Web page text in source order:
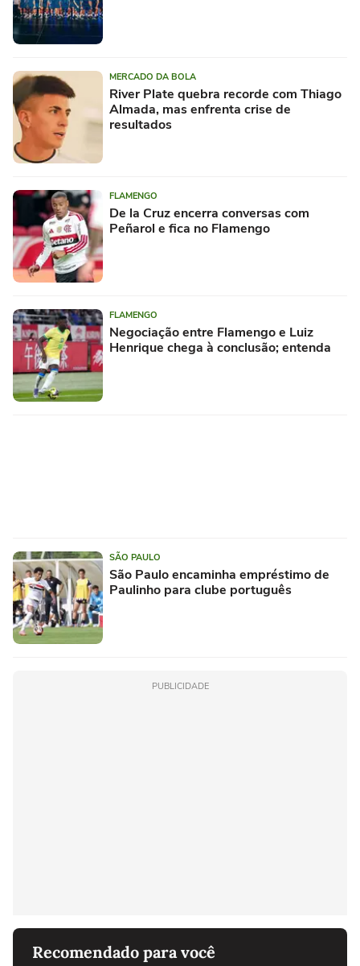
MERCADO DA BOLA
River Plate quebra recorde com Thiago
Almada, mas enfrenta crise de
resultados
FLAMENGO
De la Cruz encerra conversas com
Peñarol e fica no Flamengo
FLAMENGO
Negociação entre Flamengo e Luiz
Henrique chega à conclusão; entenda
SÃO PAULO
São Paulo encaminha empréstimo de
Paulinho para clube português
PUBLICIDADE
Recomendado para você